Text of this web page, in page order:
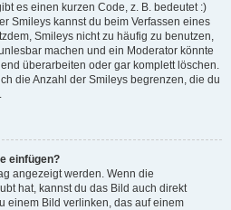
es einen kurzen Code, z. B. bedeutet :)
Smileys kannst du beim Verfassen eines
Smileys nicht zu häufig zu benutzen,
machen und ein Moderator könnte
überarbeiten oder gar komplett löschen.
die Anzahl der Smileys begrenzen, die du
einfügen?
angezeigt werden. Wenn die
hat, kannst du das Bild auch direkt
einem Bild verlinken, das auf einem